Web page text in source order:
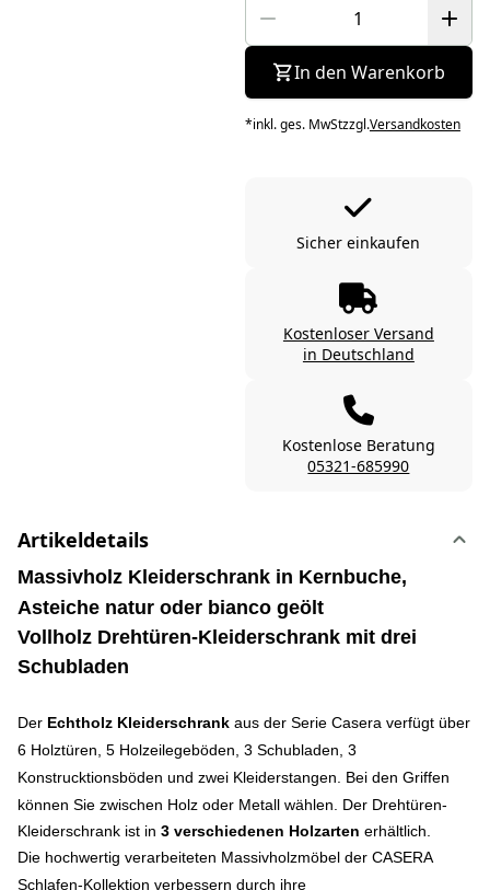
In den Warenkorb
*inkl. ges. MwStzzgl.Versandkosten
Sicher einkaufen
Kostenloser Versand
in Deutschland
Kostenlose Beratung
05321-685990
Artikeldetails
Massivholz Kleiderschrank in Kernbuche,
Asteiche natur oder bianco geölt
Vollholz Drehtüren-Kleiderschrank mit drei
Schubladen
Der Echtholz Kleiderschrank aus der Serie Casera verfügt über
6 Holztüren, 5 Holzeilegeböden, 3 Schubladen, 3
Konstrucktionsböden und zwei Kleiderstangen. Bei den Griffen
können Sie zwischen Holz oder Metall wählen. Der Drehtüren-
Kleiderschrank ist in 3 verschiedenen Holzarten erhältlich.
Die hochwertig verarbeiteten Massivholzmöbel der CASERA
Schlafen‐Kollektion verbessern durch ihre